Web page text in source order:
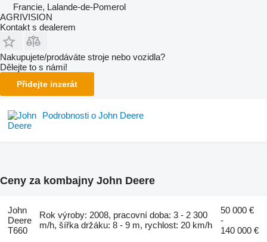
Francie, Lalande-de-Pomerol
AGRIVISION
Kontakt s dealerem
Nakupujete/prodáváte stroje nebo vozidla?
Dělejte to s námi!
Přidejte inzerát
Podrobnosti o John Deere
Ceny za kombajny John Deere
John
Deere
T660
Rok výroby: 2008, pracovní doba: 3 - 2 300
m/h, šířka držáku: 8 - 9 m, rychlost: 20 km/h
50 000 €
-
140 000 €